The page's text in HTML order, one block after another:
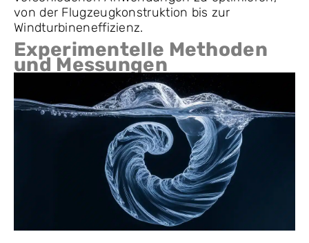
von der Flugzeugkonstruktion bis zur
Windturbineneffizienz.
Experimentelle Methoden
und Messungen